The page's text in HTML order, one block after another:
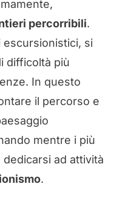
percorribili.
escursionistici, si
difficoltà più
In questo
il percorso e
mentre i più
ad attività
.